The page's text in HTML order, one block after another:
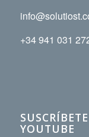
+34 941 031
YOUTUBE